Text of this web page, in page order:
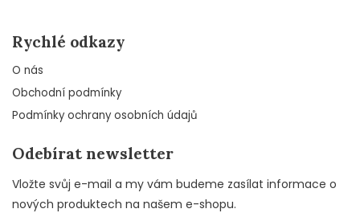
Rychlé odkazy
O nás
Obchodní podmínky
Podmínky ochrany osobních údajů
Odebírat newsletter
Vložte svůj e-mail a my vám budeme zasílat informace o
nových produktech na našem e-shopu.